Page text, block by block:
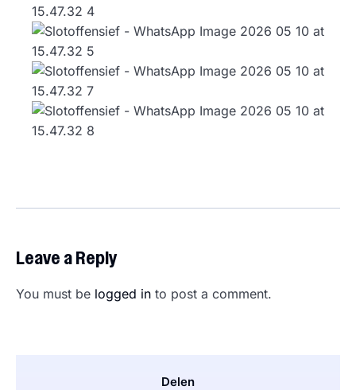
Leave a Reply
You must be logged in to post a comment.
Delen